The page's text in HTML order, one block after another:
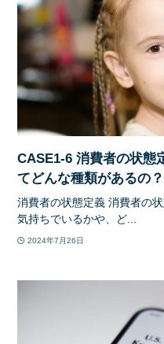
CASE1-6 消費者の状態
てどんな種類があるの？
消費者の状態定義 消費者の
気持ちでいるかや、ど...
2024年7月26日